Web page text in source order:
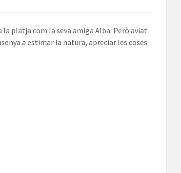
la platja com la seva amiga Alba. Però aviat
a estimar la natura, apreciar les coses